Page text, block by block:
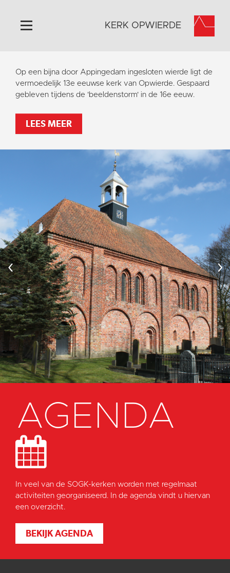
Home
Algemeen
Historie
Omgeving
Activiteiten
Steun ons
KERK OPWIERDE
Op een bijna door Appingedam ingesloten wierde ligt de
vermoedelijk 13e eeuwse kerk van Opwierde. Gespaard
gebleven tijdens de 'beeldenstorm' in de 16e eeuw.
LEES MEER
‹ ›
AGENDA
In veel van de SOGK-kerken worden met regelmaat
activiteiten georganiseerd. In de agenda vindt u hiervan
een overzicht.
BEKIJK AGENDA